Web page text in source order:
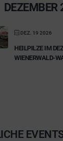
DEZEMBER
DEZ. 19 2026
HEILPILZE IM
WIENERWALD-